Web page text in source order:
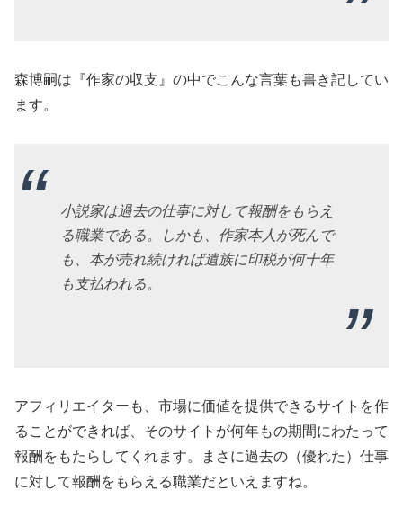
森博嗣は『作家の収支』の中でこんな言葉も書き記してい
ます。
小説家は過去の仕事に対して報酬をもらえ
る職業である。しかも、作家本人が死んで
も、本が売れ続ければ遺族に印税が何十年
も支払われる。
アフィリエイターも、市場に価値を提供できるサイトを作
ることができれば、そのサイトが何年もの期間にわたって
報酬をもたらしてくれます。まさに過去の（優れた）仕事
に対して報酬をもらえる職業だといえますね。